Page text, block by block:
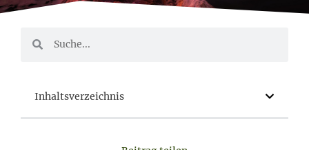
Inhaltsverzeichnis